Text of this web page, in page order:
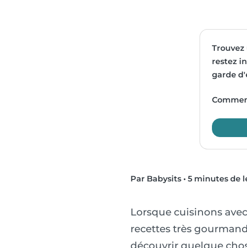
restez
garde
Par Babysits • 5 minutes de
Lorsque cuisinons
recettes très
découvrir quelque